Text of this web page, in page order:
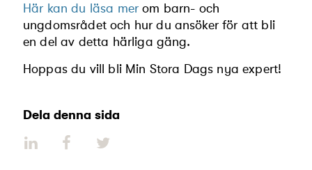
Här kan du läsa mer om barn- och
ungdomsrådet och hur du ansöker för att bli
en del av detta härliga gäng.
Hoppas du vill bli Min Stora Dags nya expert!
Dela denna sida